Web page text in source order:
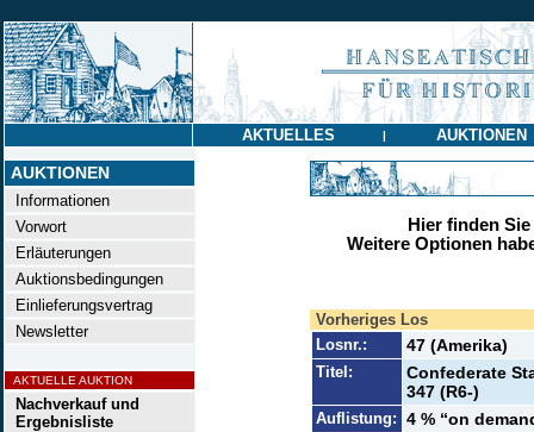
AKTUELLES | AUKTIONEN
AUKTIONEN
Informationen
Vorwort
Erläuterungen
Auktionsbedingungen
Einlieferungsvertrag
Newsletter
AKTUELLE AUKTION
Nachverkauf und
Ergebnisliste
Hier finden
Weitere Optionen
Vorheriges Los
Losnr.:
47 (Amerika)
Titel:
Confederate
347 (R6-)
Auflistung: 4 % “on